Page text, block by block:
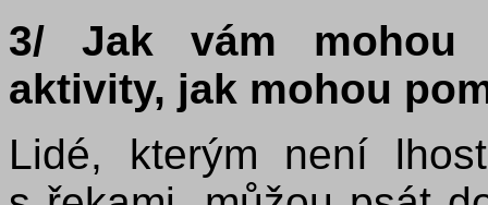
3/ Jak vám mohou
aktivity, jak mohou
Lidé, kterým není